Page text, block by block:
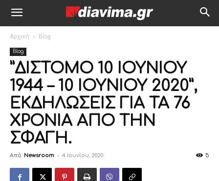
Αρχική Blog
Blog
”ΔΙΣΤΟΜΟ 10 ΙΟΥΝΙΟΥ
1944 – 10 ΙΟΥΝΙΟΥ 2020”,
ΕΚΔΗΛΩΣΕΙΣ ΓΙΑ ΤΑ 76
ΧΡΟΝΙΑ ΑΠΟ ΤΗΝ
ΣΦΑΓΗ.
Από Newsroom - 4 Ιουνίου, 2020 5